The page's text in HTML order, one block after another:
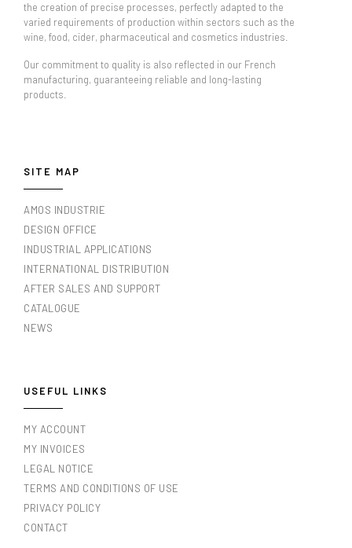
the creation of precise processes, perfectly adapted to the
varied requirements of production within sectors such as the
wine, food, cider, pharmaceutical and cosmetics industries.
Our commitment to quality is also reflected in our French
manufacturing, guaranteeing reliable and long-lasting
products.
SITE MAP
AMOS INDUSTRIE
DESIGN OFFICE
INDUSTRIAL APPLICATIONS
INTERNATIONAL DISTRIBUTION
AFTER SALES AND SUPPORT
CATALOGUE
NEWS
USEFUL LINKS
MY ACCOUNT
MY INVOICES
LEGAL NOTICE
TERMS AND CONDITIONS OF USE
PRIVACY POLICY
CONTACT